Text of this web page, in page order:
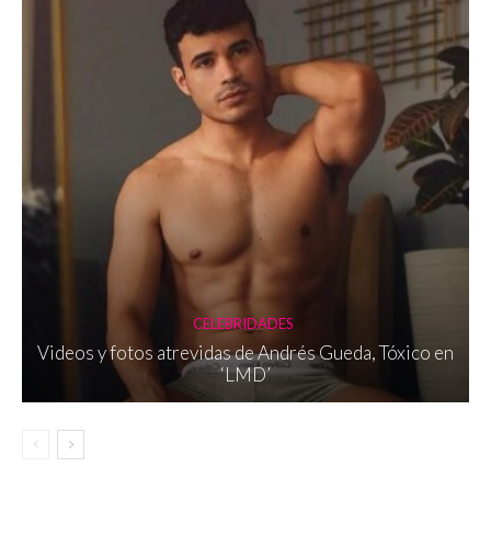
CELEBRIDADES
Videos y fotos atrevidas de Andrés Gueda, Tóxico en
‘LMD’